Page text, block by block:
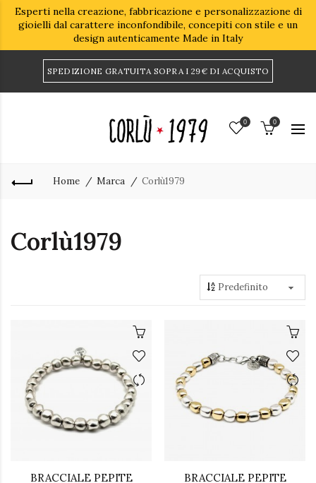
Esperti nella creazione, fabbricazione e personalizzazione di
gioielli dal carattere inconfondibile, concepiti con stile e un
design autenticamente Made in Italy
SPEDIZIONE GRATUITA SOPRA I 29€ DI ACQUISTO
0 0
Home Marca Corlù1979
Corlù1979
BRACCIALE PEPITE
BRACCIALE PEPITE